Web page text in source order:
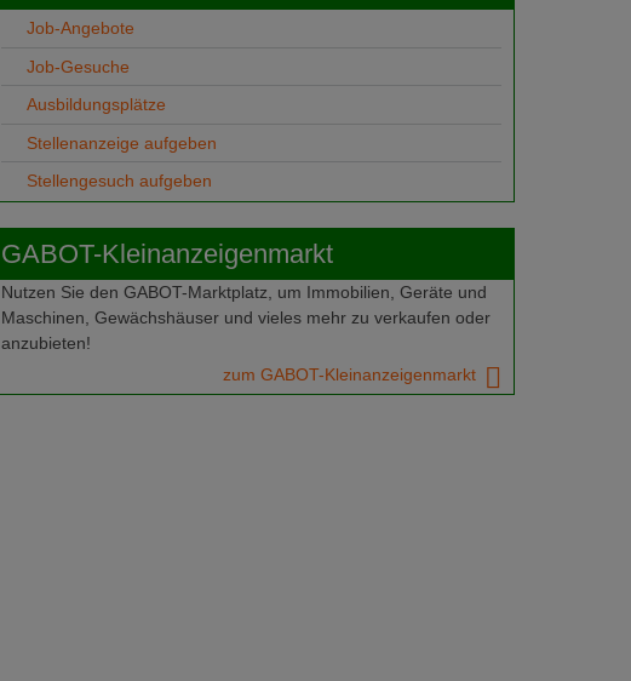
Job-Angebote
Job-Gesuche
Ausbildungsplätze
Stellenanzeige aufgeben
Stellengesuch aufgeben
GABOT-Kleinanzeigenmarkt
Nutzen Sie den GABOT-Marktplatz, um Immobilien, Geräte und
Maschinen, Gewächshäuser und vieles mehr zu verkaufen oder
anzubieten!
zum GABOT-Kleinanzeigenmarkt